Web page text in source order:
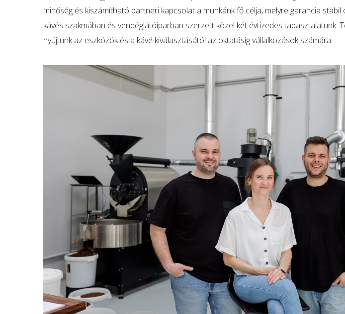
minőség és kiszámítható partneri kapcsolat a munkánk fő célja, melyre garancia stabil
kávés szakmában és vendéglátóiparban szerzett közel két évtizedes tapasztalatunk.
nyújtunk az eszközök és a kávé kiválasztásától az oktatásig vállalkozások számára.